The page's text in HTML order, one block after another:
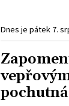
Dnes je pátek 7.
pochutná